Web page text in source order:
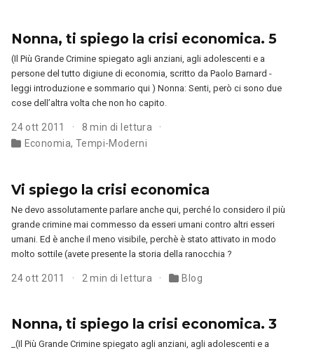
Nonna, ti spiego la crisi economica. 5
(Il Più Grande Crimine spiegato agli anziani, agli adolescenti e a
persone del tutto digiune di economia, scritto da Paolo Barnard -
leggi introduzione e sommario qui ) Nonna: Senti, però ci sono due
cose dell’altra volta che non ho capito.
24 ott 2011
8 min di lettura
Economia, Tempi-Moderni
Vi spiego la crisi economica
Ne devo assolutamente parlare anche qui, perché lo considero il più
grande crimine mai commesso da esseri umani contro altri esseri
umani. Ed è anche il meno visibile, perchè è stato attivato in modo
molto sottile (avete presente la storia della ranocchia ?
24 ott 2011 2 min di lettura Blog
Nonna, ti spiego la crisi economica. 3
_(Il Più Grande Crimine spiegato agli anziani, agli adolescenti e a